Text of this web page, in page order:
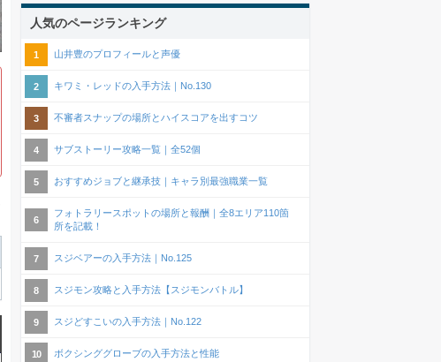
人気のページランキング
山井豊のプロフィールと声優
キワミ・レッドの入手方法｜No.130
不審者スナップの場所とハイスコアを出すコツ
サブストーリー攻略一覧｜全52個
おすすめジョブと継承技｜キャラ別最強職業一覧
フォトラリースポットの場所と報酬｜全8エリア110箇
所を記載！
スジベアーの入手方法｜No.125
スジモン攻略と入手方法【スジモンバトル】
スジどすこいの入手方法｜No.122
ボクシンググローブの入手方法と性能